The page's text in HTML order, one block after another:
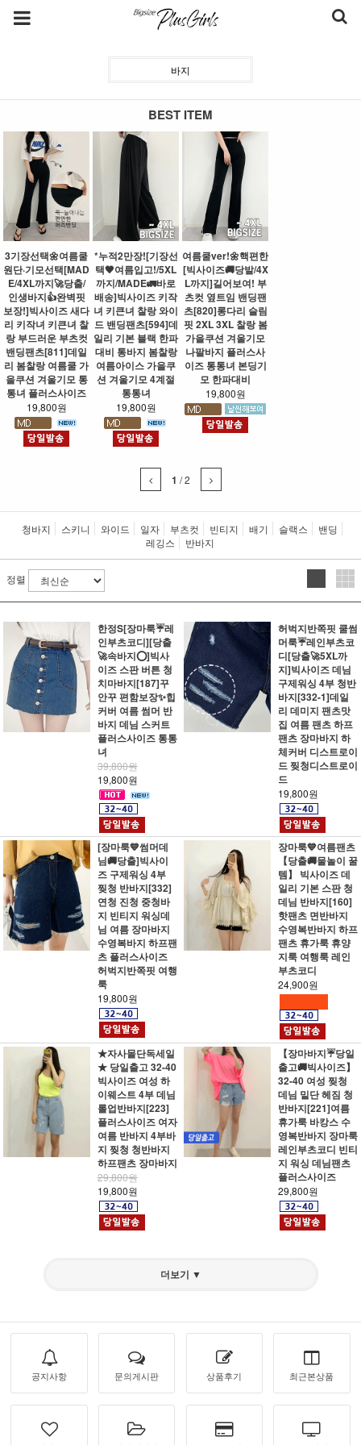
바지
BEST ITEM
3기장선택🌼여름쿨
원단·기모선택[MAD
E/4XL까지🚀당출/
인생바지👍완벽핏
보장!]빅사이즈 새다
리 키작녀 키큰녀 찰
랑 부드러운 부츠컷
밴딩팬츠[811]데일
리 봄찰랑 여름쿨 가
을쿠션 겨울기모 통
통녀 플러스사이즈
19,800원
*누적2만장![기장선
택🖤여름입고!/5XL
까지/MADE🚛바로
배송]빅사이즈 키작
녀 키큰녀 찰랑 와이
드 밴딩팬츠[594]데
일리 기본 블랙 한파
대비 통바지 봄찰랑
여름아이스 가을쿠
션 겨울기모 4계절
통통녀
19,800원
여름쿨ver!🌼핵편한
[빅사이즈🚚당발/4X
L까지]길어보여! 부
츠컷 옆트임 밴딩팬
츠[820]롱다리 슬림
핏 2XL 3XL 찰랑 봄
가을쿠션 겨울기모
나팔바지 플러스사
이즈 통통녀 본딩기
모 한파대비
19,800원
1 /2
청바지 스키니 와이드 일자 부츠컷 빈티지 배기 슬랙스
밴딩
레깅스
반바지
정렬
한정S[장마룩☔레
인부츠코디][당출
🚀속바지⭕]빅사
이즈 스판 버튼 청
치마바지[187]꾸
안꾸 편함보장✨힙
커버 여름 썸머 반
바지 데님 스커트
플러스사이즈 통통
녀
39,800원
19,800원
허벅지반쪽핏 쿨썸
머룩☔레인부츠코
디[당출🚀5XL까
지]빅사이즈 데님
구제워싱 4부 청반
바지[332-1]데일
리 데미지 팬츠맛
집 여름 팬츠 하프
팬츠 장마바지 하
체커버 디스트로이
드 찢청디스트로이
드
19,800원
[장마룩💙썸머데
님🚚당출]빅사이
즈 구제워싱 4부
찢청 반바지[332]
연청 진청 중청바
지 빈티지 워싱데
님 여름 장마바지
수영복바지 하프팬
츠 플러스사이즈
허벅지반쪽핏 여행
룩
19,800원
장마룩💙여름팬츠
【당출🚚물놀이 꿀
템】 빅사이즈 데
일리 기본 스판 청
데님 반바지[160]
핫팬츠 면반바지
수영복반바지 하프
팬츠 휴가룩 휴양
지룩 여행룩 레인
부츠코디
24,900원
★자사몰단독세일
★ 당일출고 32-40
빅사이즈 여성 하
이웨스트 4부 데님
롤업반바지[223]
플러스사이즈 여자
여름 반바지 4부바
지 찢청 청반바지
하프팬츠 장마바지
29,800원
19,800원
【장마바지☔당일
출고🚚빅사이즈】
32-40 여성 찢청
데님 밑단 헤짐 청
반바지[221]여름
휴가룩 바캉스 수
영복반바지 장마룩
레인부츠코디 빈티
지 워싱 데님팬츠
플러스사이즈
29,800원
더보기 ▼
공지사항 문의게시판 상품후기 최근본상품